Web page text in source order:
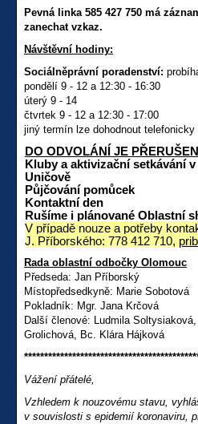
Pevná linka 585 427 750 má
zanechat vzkaz.
Návštěvní hodiny:
Sociálněprávní poradenství:
pondělí 9 - 12 a 12:30 - 16:30
úterý 9 - 14
čtvrtek 9 - 12 a 12:30 - 17:00
jiný termín lze dohodnout telefonicky
DO ODVOLÁNÍ JE
Kluby a aktivizační setkávání
Uničově
Půjčování pomůcek
Kontaktní den
Rušíme i plánované Oblastní
V případě nouze a potřeby
J. Příborského: 778 412 710,
Rada oblastní odbočky Olomouc
Předseda: Jan Příborský
Místopředsedkyně: Marie Sobotová
Pokladník: Mgr. Jana Krčová
Další členové: Ludmila
Grolichová, Bc. Klára Hájková
Vážení přátelé,
Vzhledem k nouzovému stavu,
v souvislosti s epidemií koronaviru,